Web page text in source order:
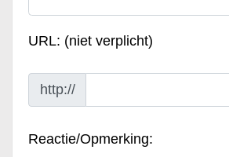
URL: (niet verplicht)
http://
Reactie/Opmerking: